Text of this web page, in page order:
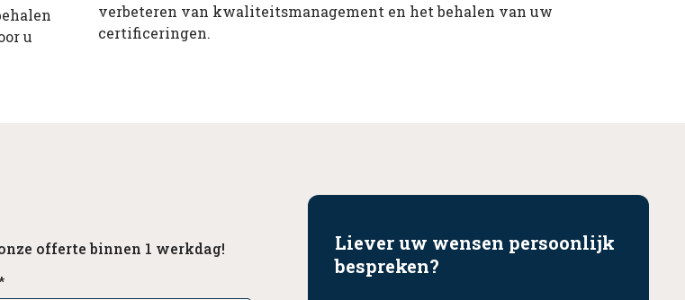
u
verbeteren van kwaliteitsmanagement en het behalen van uw
certificeringen.
offerte binnen 1 werkdag!
Liever uw wensen persoonlijk
bespreken?